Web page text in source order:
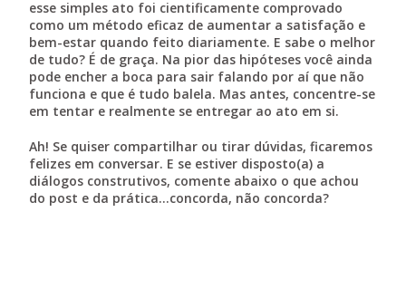
esse simples ato foi cientificamente comprovado
como um método eficaz de aumentar a satisfação e
bem-estar quando feito diariamente. E sabe o melhor
de tudo? É de graça. Na pior das hipóteses você ainda
pode encher a boca para sair falando por aí que não
funciona e que é tudo balela. Mas antes, concentre-se
em tentar e realmente se entregar ao ato em si.
Ah! Se quiser compartilhar ou tirar dúvidas, ficaremos
felizes em conversar. E se estiver disposto(a) a
diálogos construtivos, comente abaixo o que achou
do post e da prática…concorda, não concorda?